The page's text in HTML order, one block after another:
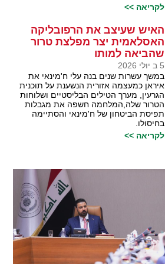
לקריאה >>
האיש שעיצב את הרפובליקה
האסלאמית יצר מפלצת טרור
שהביאה למותו
5 ב יולי 2026
במשך עשרות שנים בנה עלי ח'מינאי את
איראן כמעצמה אזורית הנשענת על תוכנית
הגרעין, מערך הטילים הבליסטיים ושלוחות
הטרור שלה,המלחמה חשפה את מגבלות
תפיסת הביטחון של ח'מינאי והסתיימה
בחיסולו.
לקריאה >>